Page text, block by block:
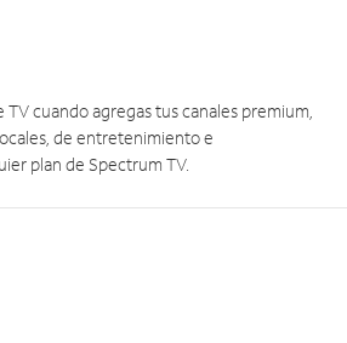
cuando agregas tus canales premium,
de entretenimiento e
plan de Spectrum TV.